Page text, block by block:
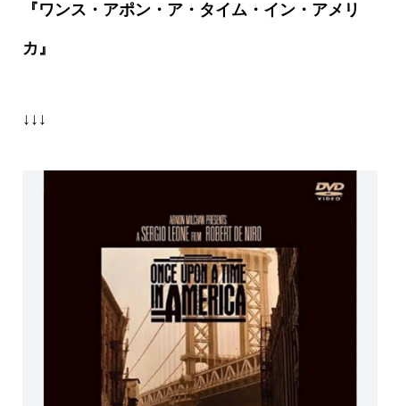
『ワンス・アポン・ア・タイム・イン・アメリ
カ』
↓↓↓